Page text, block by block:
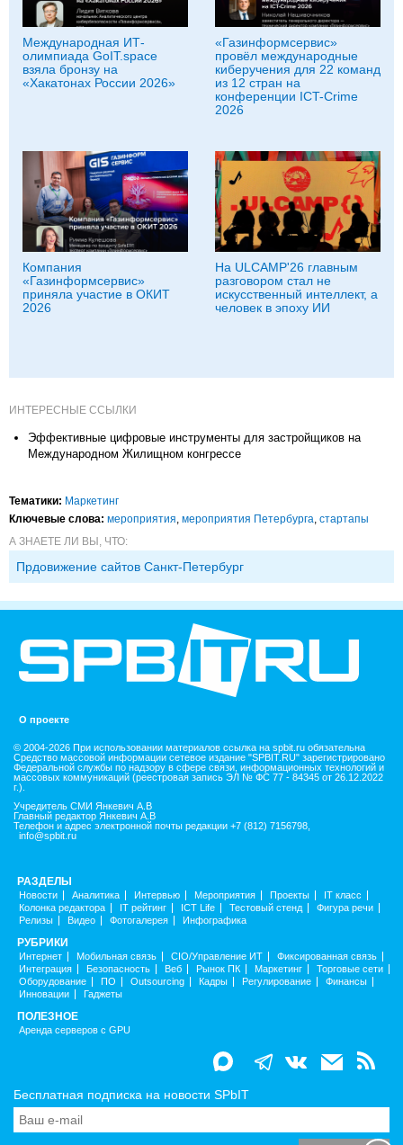
Международная ИТ-
олимпиада GoIT.space
взяла бронзу на
«Хакатонах России 2026»
«Газинформсервис»
провёл международные
киберучения для 22 команд
из 12 стран на
конференции ICT-Crime
2026
Компания
«Газинформсервис»
приняла участие в ОКИТ
2026
На ULCAMP'26 главным
разговором стал не
искусственный интеллект, а
человек в эпоху ИИ
ИНТЕРЕСНЫЕ ССЫЛКИ
Эффективные цифровые инструменты для застройщиков на
Международном Жилищном конгрессе
Тематики: Маркетинг
Ключевые слова: мероприятия мероприятия Петербурга стартапы
А ЗНАЕТЕ ЛИ ВЫ, ЧТО:
Прдовижение сайтов Санкт-Петербург
О проекте
© 2004-2026 При использовании материалов ссылка на spbit.ru обязательна
Средство массовой информации сетевое издание "SPBIT.RU" зарегистрировано
Федеральной службы по надзору в сфере связи, информационных технологий и
массовых коммуникаций (реестровая запись ЭЛ № ФС 77 - 84345 от 26.12.2022
г.).
Учредитель СМИ Янкевич А.В
Главный редактор Янкевич А.В
Телефон и адрес электронной почты редакции +7 (812) 7156798,
info@spbit.ru
РАЗДЕЛЫ
Новости Аналитика Интервью Мероприятия Проекты
IT класс
Колонка редактора
IT рейтинг ICT Life Тестовый стенд
Фигура речи
Релизы
Видео Фотогалерея Инфографика
РУБРИКИ
Интернет Мобильная связь CIO/Управление ИТ
Фиксированная связь
Интеграция
Безопасность Веб Рынок ПК Маркетинг
Торговые сети
Оборудование
ПО Outsourcing Кадры Регулирование
Финансы
Инновации
Гаджеты
ПОЛЕЗНОЕ
Аренда серверов с GPU
Бесплатная подписка на новости SPbIT